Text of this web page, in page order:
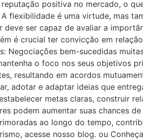
positiva no mercado, o
A flexibilidade é uma virtude, mas
deve ser capaz de avaliar a
é crucial ter convicção em
Negociações bem-sucedidas
o foco nos seus objetivos
resultando em acordos
adotar e adaptar ideias que
metas claras, construir
podem aumentar suas chances
ao longo do tempo,
acesse nosso blog. ou